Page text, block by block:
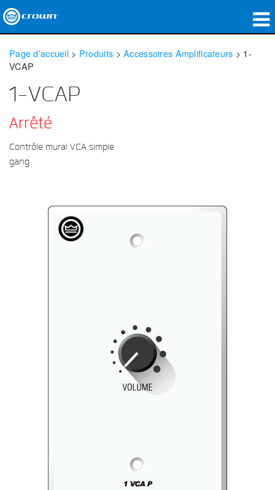
Applications
Audio en réseau
Où acheter
Page d’accueil > Produits >Accessoires Amplificateurs > 1-
VCAP
1-VCAP
Arrêté
Contrôle mural VCA simple
gang